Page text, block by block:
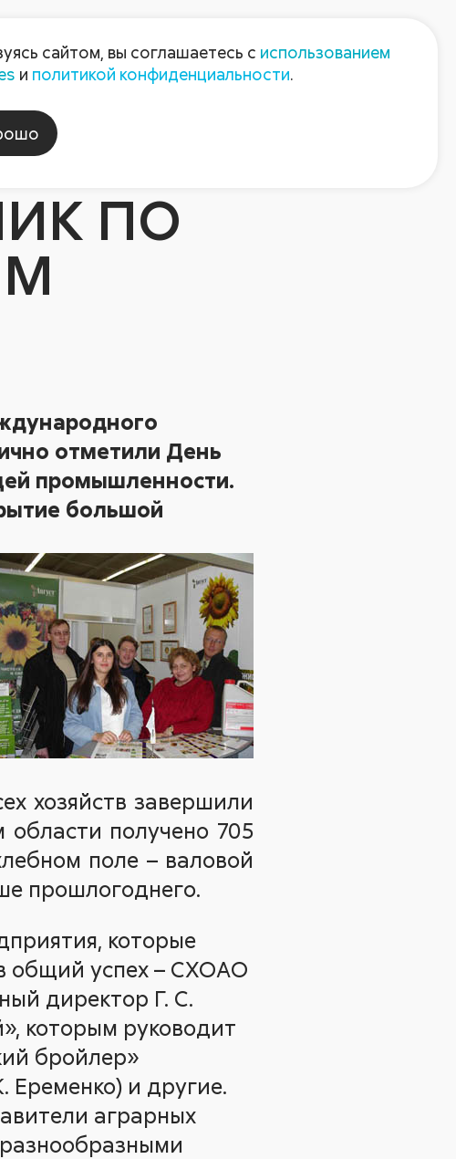
Пресс-центр Контакты
Компания
ПО
отметили День
промышленности.
большой
хозяйств завершили
области получено 705
поле – валовой
прошлогоднего.
которые
общий успех – СХОАО
директор Г. С.
которым руководит
бройлер»
Еременко) и другие.
аграрных
сайтом, вы соглашаетесь с использованием
и политикой конфиденциальности.